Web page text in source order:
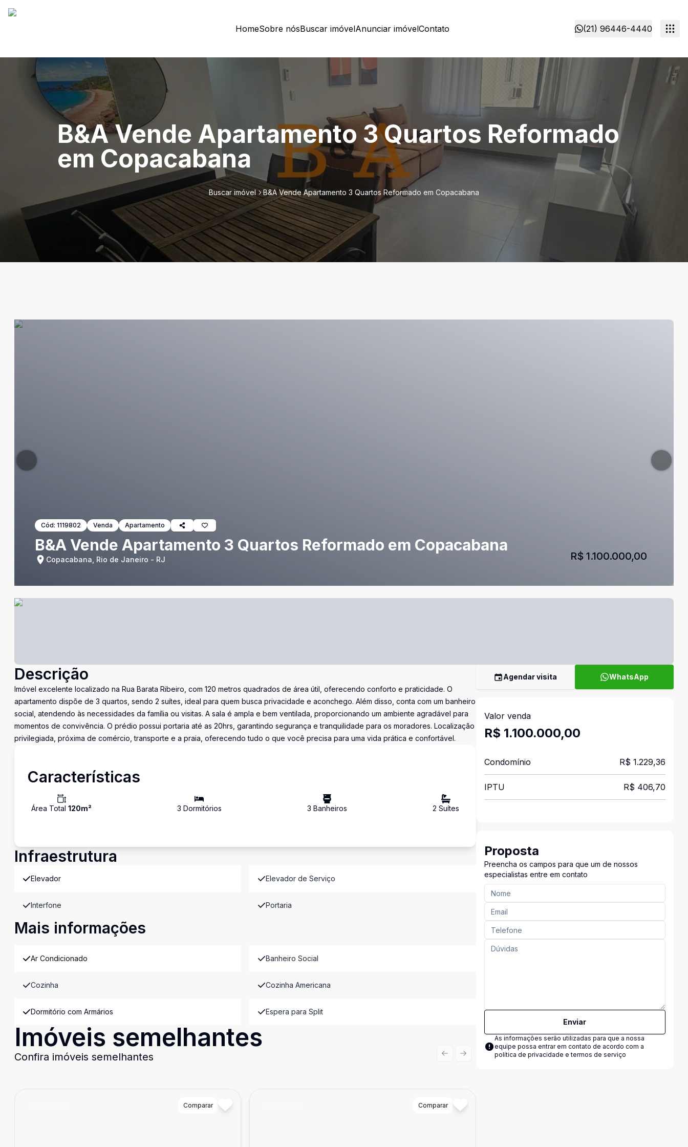
HomeSobre nósBuscar imóvelAnunciar imóvelContato (21) 96446-4440
B&A Vende Apartamento 3 Quartos Reformado
em Copacabana
Buscar imóvel B&A Vende Apartamento 3 Quartos Reformado em Copacabana
Cód: 1119802 Venda Apartamento
B&A Vende Apartamento 3 Quartos Reformado em Copacabana
Copacabana, Rio de Janeiro - RJ R$ 1.100.000,00
Descrição
Imóvel excelente localizado na Rua Barata Ribeiro, com 120 metros quadrados de área útil, oferecendo conforto e praticidade. O
apartamento dispõe de 3 quartos, sendo 2 suítes, ideal para quem busca privacidade e aconchego. Além disso, conta com um banheiro
social, atendendo às necessidades da família ou visitas. A sala é ampla e bem ventilada, proporcionando um ambiente agradável para
momentos de convivência. O prédio possui portaria até as 20hrs, garantindo segurança e tranquilidade para os moradores. Localização
privilegiada, próxima de comércio, transporte e a praia, oferecendo tudo o que você precisa para uma vida prática e confortável.
Características
Área Total 120m² 3 Dormitórios 3 Banheiros 2 Suítes
Infraestrutura
Elevador Elevador de Serviço
Interfone Portaria
Mais informações
Ar Condicionado Banheiro Social
Cozinha Cozinha Americana
Dormitório com Armários Espera para Split
Imóveis semelhantes
Confira imóveis semelhantes
Comparar Comparar
Previous slide
Next slide
Agendar visita WhatsApp
Valor venda
R$ 1.100.000,00
Condomínio R$ 1.229,36
IPTU R$ 406,70
Proposta
Preencha os campos para que um de nossos
especialistas entre em contato
Enviar
As informações serão utilizadas para que a nossa
equipe possa entrar em contato de acordo com a
política de privacidade e termos de serviço